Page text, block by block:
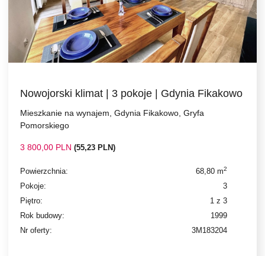
Nowojorski klimat | 3 pokoje | Gdynia Fikakowo
Mieszkanie na wynajem, Gdynia Fikakowo, Gryfa
Pomorskiego
3 800,00 PLN (55,23 PLN)
Powierzchnia: 68,80 m2
Pokoje:
3
Piętro:
1 z 3
Rok budowy:
1999
Nr oferty:
3M183204